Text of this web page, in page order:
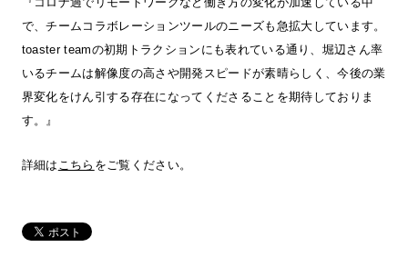
で、チームコラボレーションツールのニーズも急拡大しています。
toaster teamの初期トラクションにも表れている通り、堀辺さん率
いるチームは解像度の高さや開発スピードが素晴らしく、今後の業
界変化をけん引する存在になってくださることを期待しておりま
す。』
詳細は こちら をご覧ください。